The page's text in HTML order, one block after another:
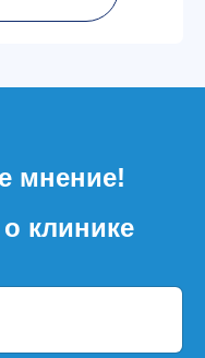
мнение!
клинике